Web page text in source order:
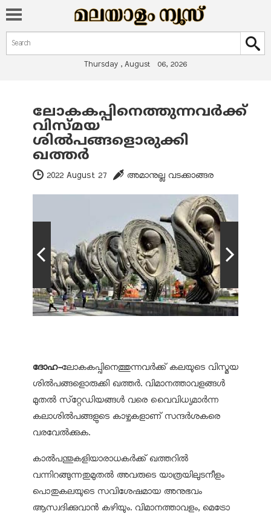
Search form
Search
Thursday , August 06, 2026
You are here
ലോകകപ്പിനെത്തുന്നവര്‍ക്ക്
വിസ്മയ
ശില്‍പങ്ങളൊരുക്കി
ഖത്തര്‍
2022 August 27 അമാനുല്ല വടക്കാങ്ങര
ദോഹ-ലോകകപ്പിനെത്തുന്നവര്‍ക്ക് കലയുടെ വിസ്മയ
ശില്‍പങ്ങളൊരുക്കി ഖത്തര്‍. വിമാനത്താവളങ്ങള്‍
മുതല്‍ സ്‌റ്റേഡിയങ്ങള്‍ വരെ വൈവിധ്യമാര്‍ന്ന
കലാശില്‍പങ്ങളുടെ കാഴ്ചകളാണ് സന്ദര്‍ശകരെ
വരവേല്‍ക്കുക.
കാല്‍പന്തുകളിയാരാധകര്‍ക്ക് ഖത്തറില്‍
വന്നിറങ്ങുന്നതുമുതല്‍ അവരുടെ യാത്രയിലുടനീളം
പൊതുകലയുടെ സവിശേഷമായ അനുഭവം
ആസ്വദിക്കുവാന്‍ കഴിയും. വിമാനത്താവളം, മെട്രോ